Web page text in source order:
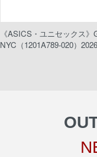
《ASICS・ユニセックス》
NYC（1201A789-020）